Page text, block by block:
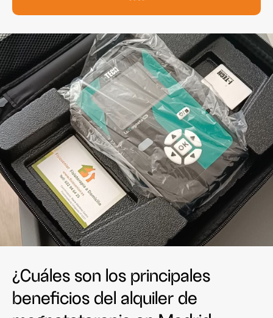
¿Cuáles son los principales
beneficios del alquiler de